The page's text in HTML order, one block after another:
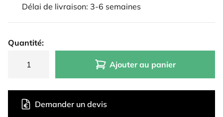
Délai de livraison: 3-6 semaines
Quantité:
Ajouter au panier
Demander un devis